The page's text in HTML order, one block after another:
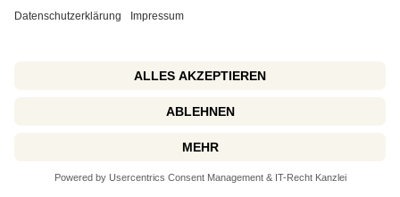
und Lidschatten.
2025 in ausgewählten Louis Vuitton Boutiquen und